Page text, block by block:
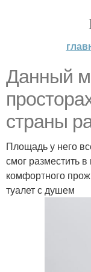
Данный
страны
Площадь у него
смог разместить
комфортного
туалет с душем